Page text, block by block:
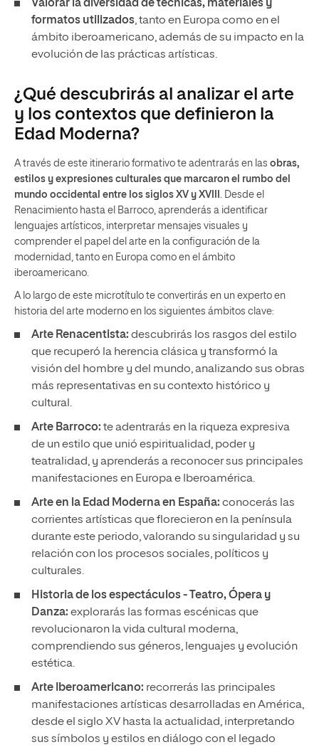
Valorar la diversidad de técnicas, materiales y
formatos utilizados, tanto en Europa como en el
ámbito iberoamericano, además de su impacto en la
evolución de las prácticas artísticas.
¿Qué descubrirás al analizar el arte
y los contextos que definieron la
Edad Moderna?
A través de este itinerario formativo te adentrarás en las obras,
estilos y expresiones culturales que marcaron el rumbo del
mundo occidental entre los siglos XV y XVIII . Desde el
Renacimiento hasta el Barroco, aprenderás a identificar
lenguajes artísticos, interpretar mensajes visuales y
comprender el papel del arte en la configuración de la
modernidad, tanto en Europa como en el ámbito
iberoamericano.
A lo largo de este microtítulo te convertirás en un experto en
historia del arte moderno en los siguientes ámbitos clave:
Arte Renacentista: descubrirás los rasgos del estilo
que recuperó la herencia clásica y transformó la
visión del hombre y del mundo, analizando sus obras
más representativas en su contexto histórico y
cultural.
Arte Barroco: te adentrarás en la riqueza expresiva
de un estilo que unió espiritualidad, poder y
teatralidad, y aprenderás a reconocer sus principales
manifestaciones en Europa e Iberoamérica.
Arte en la Edad Moderna en España: conocerás las
corrientes artísticas que florecieron en la península
durante este periodo, valorando su singularidad y su
relación con los procesos sociales, políticos y
culturales.
Historia de los espectáculos - Teatro, Ópera y
Danza: explorarás las formas escénicas que
revolucionaron la vida cultural moderna,
comprendiendo sus géneros, lenguajes y evolución
estética.
Arte Iberoamericano: recorrerás las principales
manifestaciones artísticas desarrolladas en América,
desde el siglo XV hasta la actualidad, interpretando
sus símbolos y estilos en diálogo con el legado